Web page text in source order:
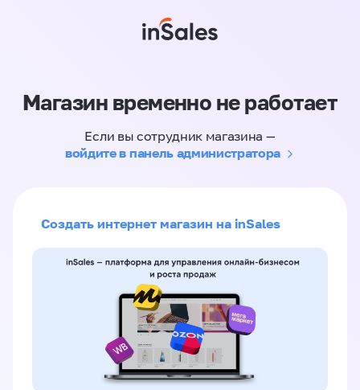
Магазин временно не работает
Если вы сотрудник магазина —
войдите в панель администратора
Создать интернет магазин на inSales